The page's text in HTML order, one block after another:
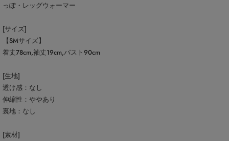
っぽ・レッグウォーマー
[サイズ]
【SMサイズ】
着丈78cm,袖丈19cm,バスト90cm
[生地]
透け感：なし
伸縮性：ややあり
裏地：なし
[素材]